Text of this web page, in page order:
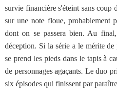
survie financière s'éteint sans coup
sur une note floue, probablement
dont on se passera bien. Au
déception. Si la série a le mérite
se prend les pieds dans le tapis à
de personnages agaçants. Le duo
six épisodes qui finissent par